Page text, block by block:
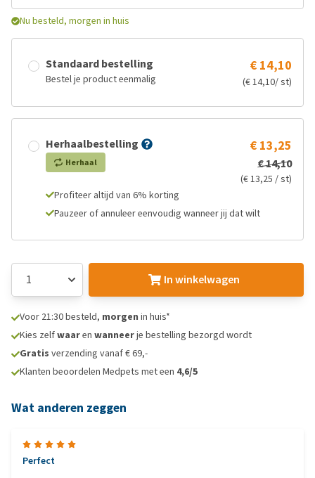
Nu besteld, morgen in huis
Standaard bestelling
Bestel je product eenmalig
€ 14,10
(€ 14,10/ st)
Herhaalbestelling
Herhaal
€ 13,25
€ 14,10
(€ 13,25 / st)
Profiteer altijd van 6% korting
Pauzeer of annuleer eenvoudig wanneer jij dat wilt
In winkelwagen
Voor 21:30 besteld, morgen in huis*
Kies zelfwaaren wanneerje bestelling bezorgd wordt
Gratis verzending vanaf € 69,-
Klanten beoordelen Medpets met een 4,6/5
Wat anderen zeggen
Perfect